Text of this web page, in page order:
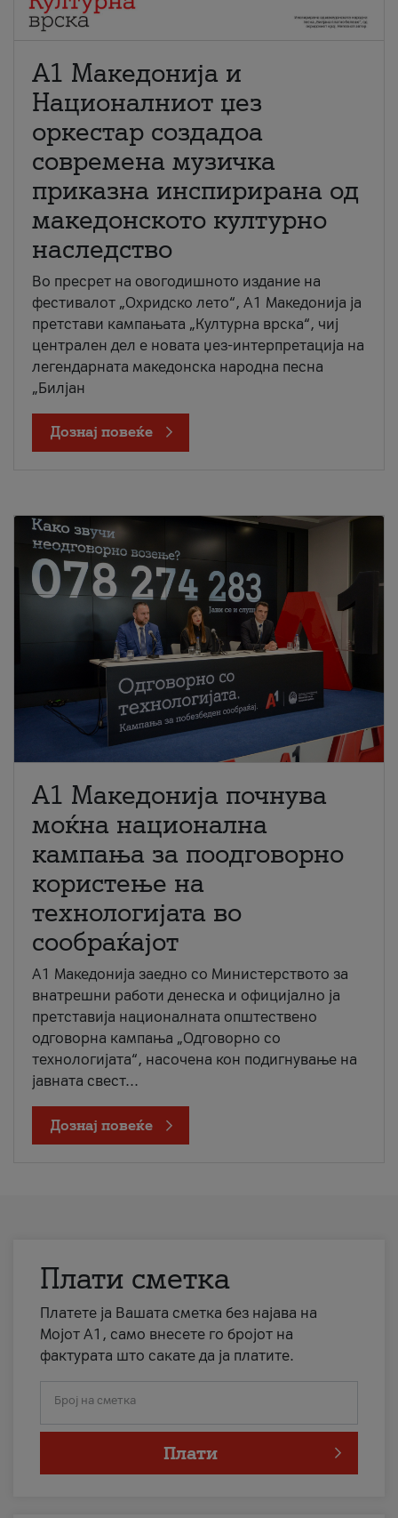
А1 Македонија и
Националниот џез
оркестар создадоа
современа музичка
приказна инспирирана од
македонското културно
наследство
Во пресрет на овогодишното издание на
фестивалот „Охридско лето“, А1 Македонија ја
претстави кампањата „Културна врска“, чиј
централен дел е новата џез-интерпретација на
легендарната македонска народна песна
„Билјан
Дознај повеќе
A1 Македонија почнува
моќна национална
кампања за поодговорно
користење на
технологијата во
сообраќајот
A1 Македонија заедно со Министерството за
внатрешни работи денеска и официјално ја
претставија националната општествено
одговорна кампања „Одговорно со
технологијата“, насочена кон подигнување на
јавната свест...
Дознај повеќе
Плати сметка
Платете ја Вашата сметка без најава на
Мојот А1, само внесете го бројот на
фактурата што сакате да ја платите.
Број на сметка
Плати